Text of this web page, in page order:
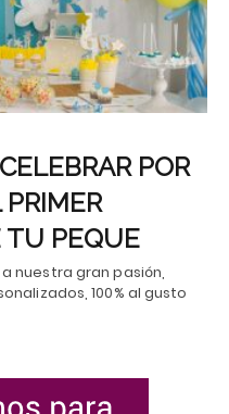
POR
TU PEQUE
nuestra gran pasión,
100% al gusto